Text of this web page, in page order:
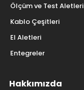
Ölçüm ve Test Aletleri
Kablo Çeşitleri
El Aletleri
Entegreler
Hakkımızda